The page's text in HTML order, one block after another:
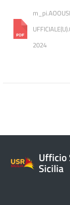
2024
Ufficio
Sicilia